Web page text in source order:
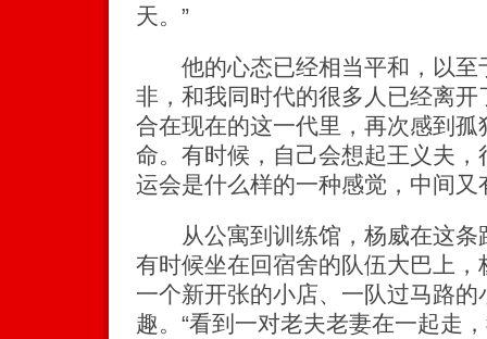
天。”
他的心态已经相当平和，以至
非，和我同时代的很多人已经离
合在现在的这一代里，再次感到
命。有时候，自己会想起王义夫
运会是什么样的一种感觉，中间又
从公寓到训练馆，杨威在这条
有时候坐在回宿舍的队伍大巴上
一个新开张的小店、一队过马路
趣。“看到一对老夫老妻在一起走